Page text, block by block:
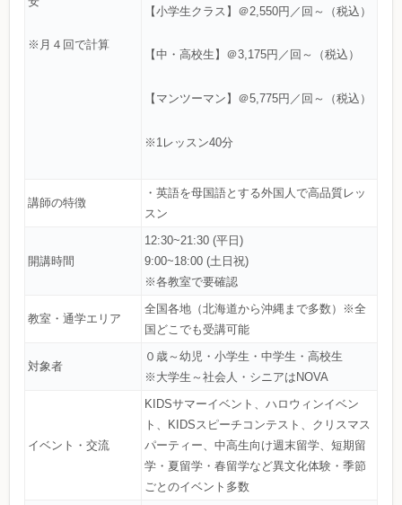
※月４回で計算
【小学生クラス】＠2,550円／回～（税込）
【中・高校生】＠3,175円／回～（税込）
【マンツーマン】＠5,775円／回～（税込）
※1レッスン40分
講師の特徴
・英語を母国語とする外国人で高品質レッ
スン
開講時間
12:30~21:30 (平日)
9:00~18:00 (土日祝)
※各教室で要確認
教室・通学エリア
全国各地（北海道から沖縄まで多数）※全
国どこでも受講可能
対象者
０歳～幼児・小学生・中学生・高校生
※大学生～社会人・シニアはNOVA
イベント・交流
KIDSサマーイベント、ハロウィンイベン
ト、KIDSスピーチコンテスト、クリスマス
パーティー、中高生向け週末留学、短期留
学・夏留学・春留学など異文化体験・季節
ごとのイベント多数